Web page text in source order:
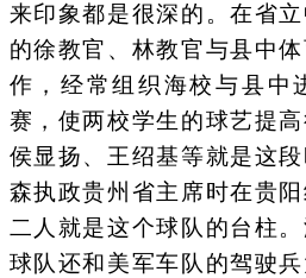
来印象都是很深的。在省
的徐教官、林教官与县中
作，经常组织海校与县中
赛，使两校学生的球艺提
侯显扬、王绍基等就是这
森执政贵州省主席时在贵
二人就是这个球队的台柱
球队还和美军车队的驾驶